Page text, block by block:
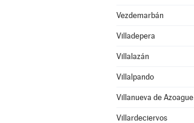
Vezdemarbán
Villadepera
Villalazán
Villalpando
Villanueva de Azoague
Villardeciervos